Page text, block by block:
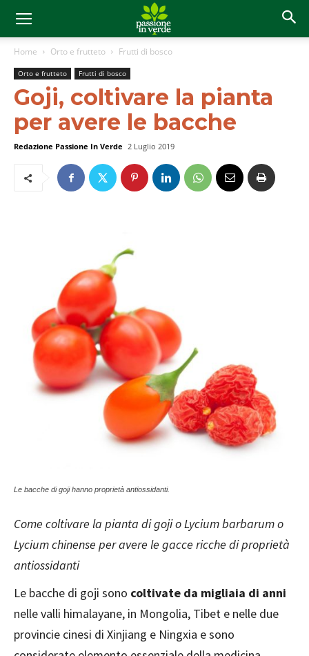
Home Orto e frutteto Frutti di bosco
Orto e frutteto Frutti di bosco
Goji, coltivare la pianta
per avere le bacche
Redazione Passione In Verde 2 Luglio 2019
Le bacche di goji hanno proprietà antiossidanti.
Come coltivare la pianta di goji o Lycium barbarum o
Lycium chinense per avere le gacce ricche di proprietà
antiossidanti
Le bacche di goji sono coltivate da migliaia di anni
nelle valli himalayane, in Mongolia, Tibet e nelle due
provincie cinesi di Xinjiang e Ningxia e sono